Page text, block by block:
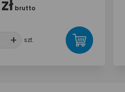
brutto
+ +
szt.